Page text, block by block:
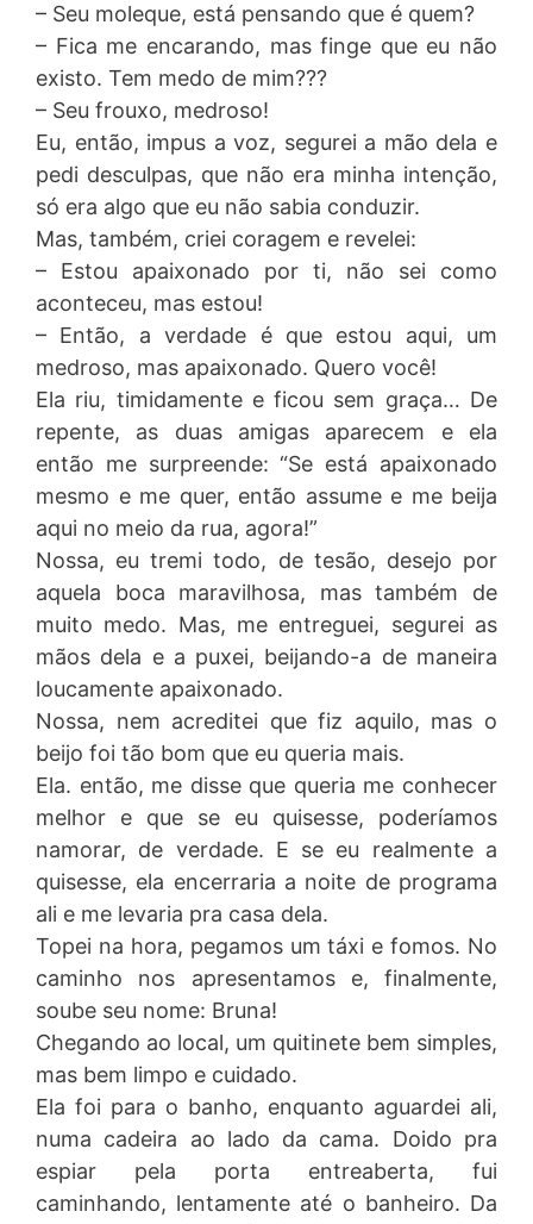
– Seu moleque, está pensando que é quem?
– Fica me encarando, mas finge que eu não
existo. Tem medo de mim???
– Seu frouxo, medroso!
Eu, então, impus a voz, segurei a mão dela e
pedi desculpas, que não era minha intenção,
só era algo que eu não sabia conduzir.
Mas, também, criei coragem e revelei:
– Estou apaixonado por ti, não sei como
aconteceu, mas estou!
– Então, a verdade é que estou aqui, um
medroso, mas apaixonado. Quero você!
Ela riu, timidamente e ficou sem graça… De
repente, as duas amigas aparecem e ela
então me surpreende: “Se está apaixonado
mesmo e me quer, então assume e me beija
aqui no meio da rua, agora!”
Nossa, eu tremi todo, de tesão, desejo por
aquela boca maravilhosa, mas também de
muito medo. Mas, me entreguei, segurei as
mãos dela e a puxei, beijando-a de maneira
loucamente apaixonado.
Nossa, nem acreditei que fiz aquilo, mas o
beijo foi tão bom que eu queria mais.
Ela. então, me disse que queria me conhecer
melhor e que se eu quisesse, poderíamos
namorar, de verdade. E se eu realmente a
quisesse, ela encerraria a noite de programa
ali e me levaria pra casa dela.
Topei na hora, pegamos um táxi e fomos. No
caminho nos apresentamos e, finalmente,
soube seu nome: Bruna!
Chegando ao local, um quitinete bem simples,
mas bem limpo e cuidado.
Ela foi para o banho, enquanto aguardei ali,
numa cadeira ao lado da cama. Doido pra
espiar pela porta entreaberta, fui
caminhando, lentamente até o banheiro. Da